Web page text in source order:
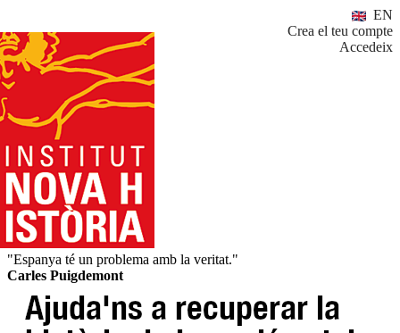
EN
Crea el teu compte
Accedeix
"Espanya té un problema amb la veritat."
Carles Puigdemont